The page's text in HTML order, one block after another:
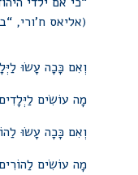
(אליאס ח’ורי,
וְאִם כָּכָה עָשׂוּ
מָה עוֹשִׂים
וְאִם כָּכָה עָשׂוּ
מָה עוֹשִׂים